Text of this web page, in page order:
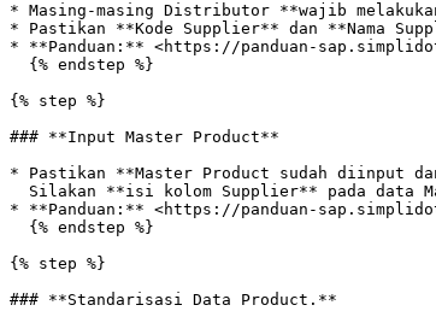
* Masing-masing Distributor **wajib
* Pastikan **Kode Supplier** dan **Nama
* **Panduan:** <https://panduan-
{% step %}
### **Input Master Product**
* Pastikan **Master Product sudah diinput
* **Panduan:** <https://panduan-
{% step %}
### **Standarisasi Data Product.**